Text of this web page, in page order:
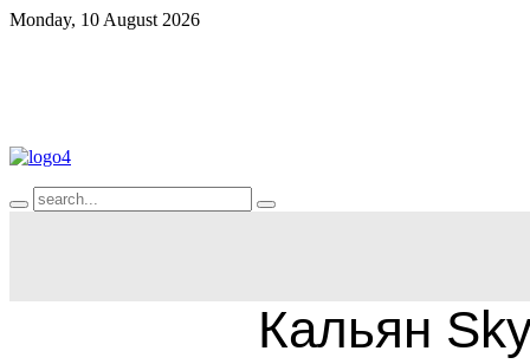
Monday, 10 August 2026
Кальян